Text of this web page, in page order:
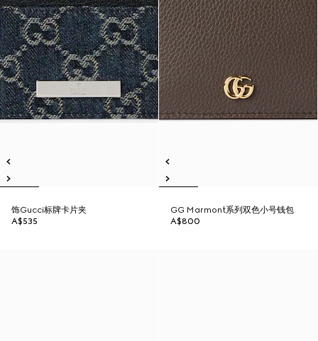
饰Gucci标牌卡片夹
A$535
GG Marmont系列双色小号钱包
A$800